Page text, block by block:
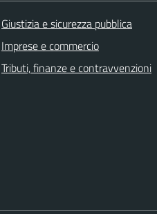
Giustizia e sicurezza pubblica
Imprese e commercio
Tributi, finanze e contravvenzioni